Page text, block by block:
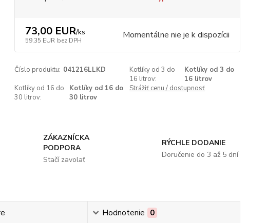
73,00 EUR/ks
59,35 EUR bez DPH Momentálne nie je k dispozícii
Číslo produktu: 041216LLKD
Kotlíky od 3 do
16 litrov:
Kotlíky od 3 do
16 litrov
Kotlíky od 16 do
30 litrov:
Kotlíky od 16 do
30 litrov
Strážiť cenu / dostupnosť
ZÁKAZNÍCKA
PODPORA
Stačí zavolať
RÝCHLE DODANIE
Doručenie do 3 až 5 dní
Hodnotenie 0